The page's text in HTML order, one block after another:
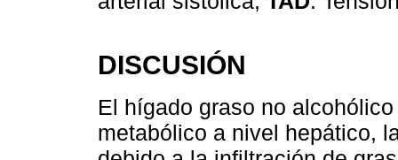
DISCUSIÓN
El hígado graso no
metabólico a nivel hepático,